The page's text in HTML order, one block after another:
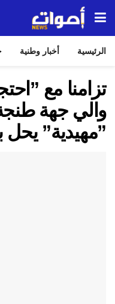
الرئيسية أخبار وطنية
تزامنا مع
والي جهة
”مهيدية” يحل